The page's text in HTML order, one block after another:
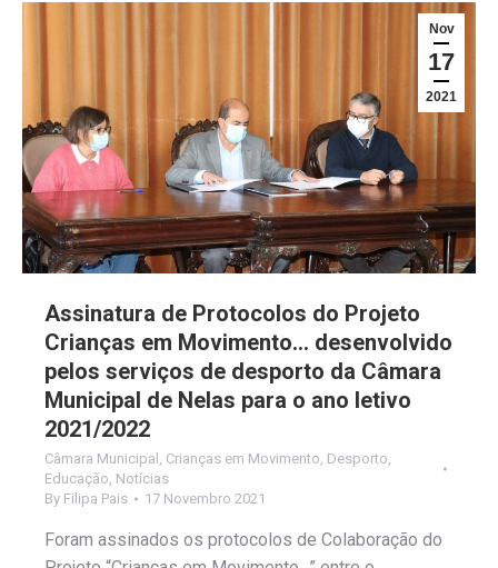
Nov
17
2021
Assinatura de Protocolos do Projeto
Crianças em Movimento… desenvolvido
pelos serviços de desporto da Câmara
Municipal de Nelas para o ano letivo
2021/2022
Câmara Municipal , Crianças em Movimento, Desporto,
Educação, Notícias
By Filipa Pais 17 Novembro 2021
Foram assinados os protocolos de Colaboração do